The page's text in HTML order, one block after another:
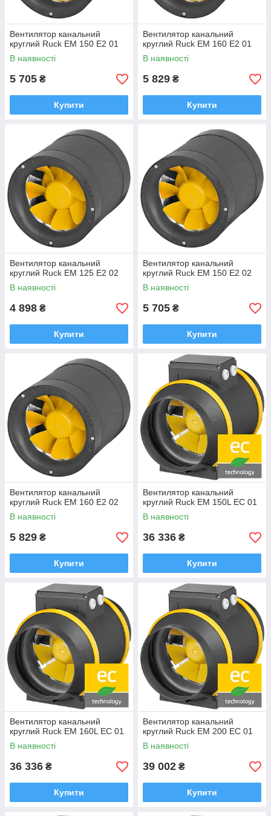
Вентилятор канальний
круглий Ruck EM 150 E2 01
В наявності
5 705 ₴
Купити
Вентилятор канальний
круглий Ruck EM 160 E2 01
В наявності
5 829 ₴
Купити
Вентилятор канальний
круглий Ruck EM 125 E2 02
В наявності
4 898 ₴
Купити
Вентилятор канальний
круглий Ruck EM 150 E2 02
В наявності
5 705 ₴
Купити
Вентилятор канальний
круглий Ruck EM 160 E2 02
В наявності
5 829 ₴
Купити
Вентилятор канальний
круглий Ruck EM 150L EC 01
В наявності
36 336 ₴
Купити
Вентилятор канальний
круглий Ruck EM 160L EC 01
В наявності
36 336 ₴
Купити
Вентилятор канальний
круглий Ruck EM 200 EC 01
В наявності
39 002 ₴
Купити